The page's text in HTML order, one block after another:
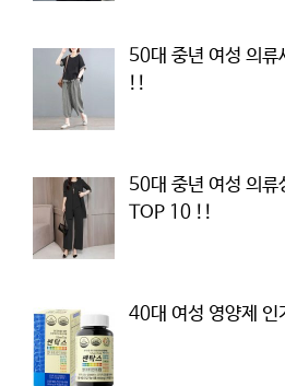
50대 중년 여성 의
!!
50대 중년 여성 의류
TOP 10 !!
40대 여성 영양제